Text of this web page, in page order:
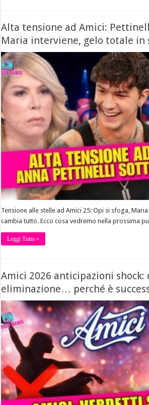
Alta tensione ad Amici:
Maria interviene, gelo totale in
Tensione alle stelle ad Amici 25: Opi si sfoga,
cambia tutto. Ecco cosa vedremo nella prossima
Leggi Tutto »
Amici 2026 anticipazioni shock:
eliminazione… perché è